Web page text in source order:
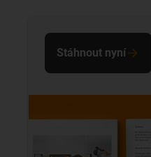
Stáhnout nyní